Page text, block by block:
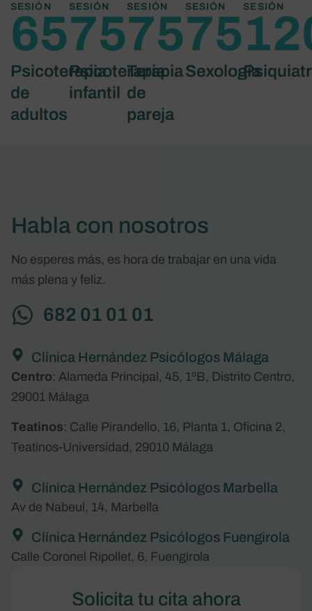
SESIÓN
65€
Psicoterapia
de
adultos
SESIÓN
75€
Psicoterapia
infantil
SESIÓN
75€
Terapia
de
pareja
SESIÓN
75€
Sexología
SESIÓN
Habla con nosotros
No esperes más, es hora de trabajar en una vida
más plena y feliz.
682 01 01 01
Clínica Hernández Psicólogos Málaga
Centro: Alameda Principal, 45, 1ºB, Distrito Centro,
29001 Málaga
Teatinos: Calle Pirandello, 16, Planta 1, Oficina 2,
Teatinos-Universidad, 29010 Málaga
Clínica Hernández Psicólogos Marbella
Av de Nabeul, 14, Marbella
Clínica Hernández Psicólogos Fuengirola
Calle Coronel Ripollet, 6, Fuengirola
Solicita tu cita ahora